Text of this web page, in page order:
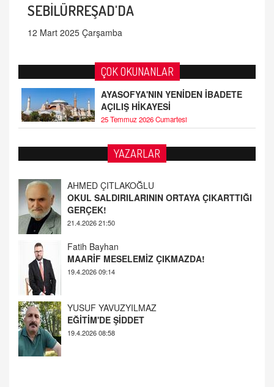
SEBİLÜRREŞAD'DA
12 Mart 2025 Çarşamba
ÇOK OKUNANLAR
AYASOFYA'NIN YENİDEN İBADETE
AÇILIŞ HİKAYESİ
25 Temmuz 2026 Cumartesi
YAZARLAR
AHMED ÇITLAKOĞLU
OKUL SALDIRILARININ ORTAYA ÇIKARTTIĞI
21.4.2026 21:50
Fatih Bayhan
MAARİF MESELEMİZ ÇIKMAZDA!
YUSUF YAVUZYILMAZ